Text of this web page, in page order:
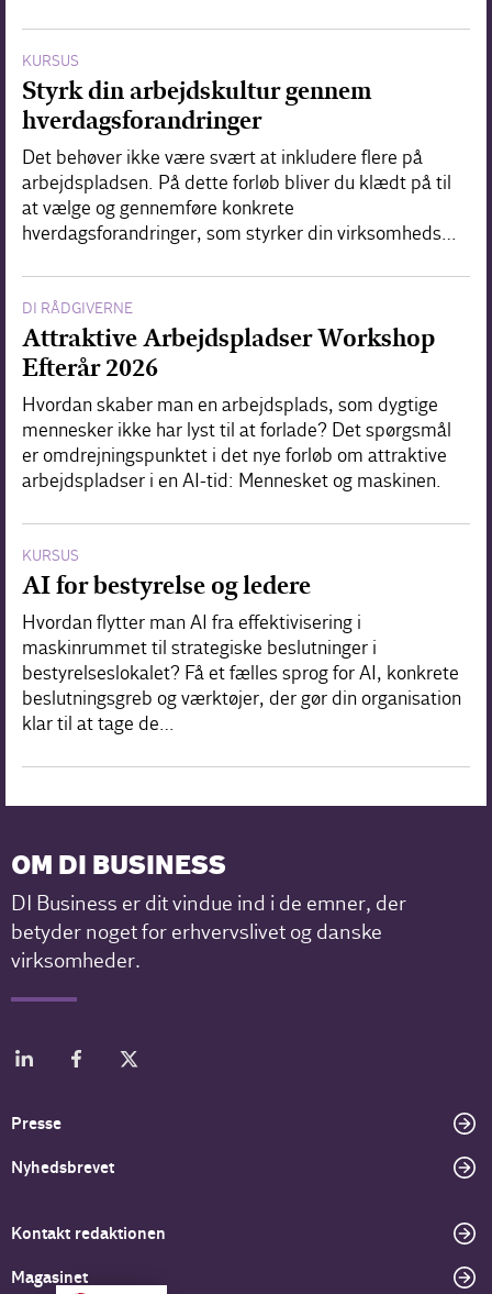
KURSUS
Styrk din arbejdskultur gennem
hverdagsforandringer
Det behøver ikke være svært at inkludere flere på
arbejdspladsen. På dette forløb bliver du klædt på til
at vælge og gennemføre konkrete
hverdagsforandringer, som styrker din virksomheds…
DI RÅDGIVERNE
Attraktive Arbejdspladser Workshop
Efterår 2026
Hvordan skaber man en arbejdsplads, som dygtige
mennesker ikke har lyst til at forlade? Det spørgsmål
er omdrejningspunktet i det nye forløb om attraktive
arbejdspladser i en AI-tid: Mennesket og maskinen.
KURSUS
AI for bestyrelse og ledere
Hvordan flytter man AI fra effektivisering i
maskinrummet til strategiske beslutninger i
bestyrelseslokalet? Få et fælles sprog for AI, konkrete
beslutningsgreb og værktøjer, der gør din organisation
klar til at tage de…
OM DI BUSINESS
DI Business er dit vindue ind i de emner, der
betyder noget for erhvervslivet og danske
virksomheder.
Presse
Nyhedsbrevet
Kontakt redaktionen
Magasinet